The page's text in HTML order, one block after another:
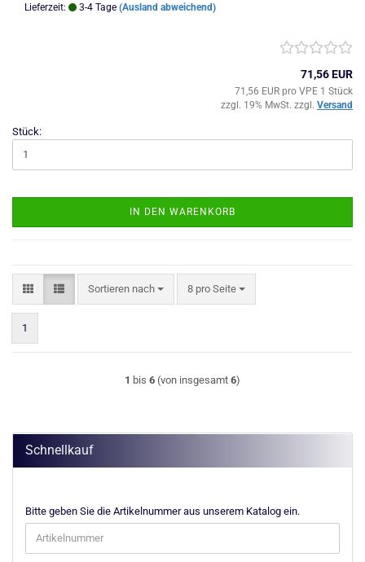
Lieferzeit:
3-4 Tage (Ausland abweichend)
71,56 EUR
71,56 EUR pro VPE 1 Stück
zzgl. 19% MwSt. zzgl. Versand
Stück:
IN DEN WARENKORB
Sortieren nach
Sortieren nach 8 pro Seite
pro Seite
1
1 bis 6 (von insgesamt 6)
Schnellkauf
BITTE
GEBEN
SIE
DIE
Bitte geben Sie die Artikelnummer aus unserem Katalog ein.